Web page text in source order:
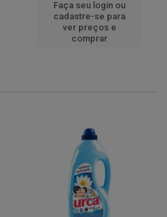
Faça seu login ou
cadastre-se para
ver preços e
comprar